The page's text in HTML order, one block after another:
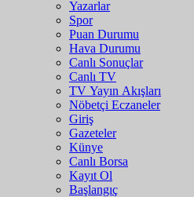
Yazarlar
Spor
Puan Durumu
Hava Durumu
Canlı Sonuçlar
Canlı TV
TV Yayın Akışları
Nöbetçi Eczaneler
Giriş
Gazeteler
Künye
Canlı Borsa
Kayıt Ol
Başlangıç